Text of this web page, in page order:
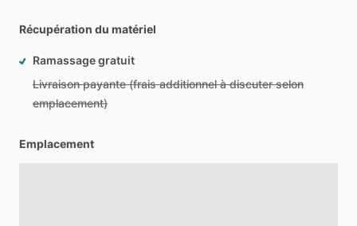
Récupération du matériel
Ramassage gratuit
Livraison payante (frais additionnel à discuter selon
emplacement)
Emplacement